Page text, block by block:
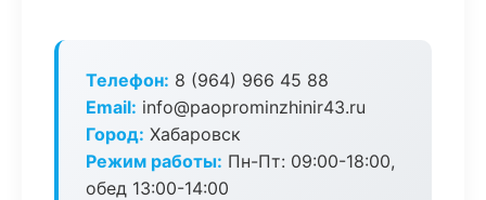
Телефон: 8 (964) 966 45 88
Email: info@paoprominzhinir43.ru
Город: Хабаровск
Режим работы: Пн-Пт: 09:00-18:00,
обед 13:00-14:00